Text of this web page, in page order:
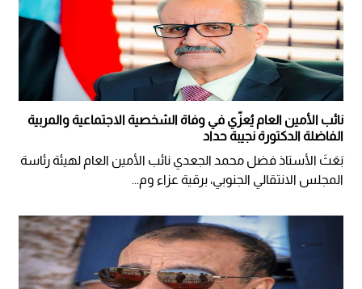
نائب الأمين العام يُعزّي في وفاة الشخصية الاجتماعية والمربية
الفاضلة الدكتورة نجيبة حداد
بَعَثَ الأستاذ فضل محمد الجعدي نائب الأمين العام لهيئة رئاسة
المجلس الانتقالي الجنوبي، برقية عزاء وم...